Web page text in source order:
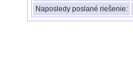
Naposledy poslané riešenie: